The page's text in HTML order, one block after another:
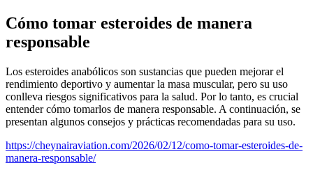
Cómo tomar esteroides de manera
responsable
Los esteroides anabólicos son sustancias que pueden mejorar el
rendimiento deportivo y aumentar la masa muscular, pero su uso
conlleva riesgos significativos para la salud. Por lo tanto, es crucial
entender cómo tomarlos de manera responsable. A continuación, se
presentan algunos consejos y prácticas recomendadas para su uso.
https://cheynairaviation.com/2026/02/12/como-tomar-esteroides-de-
manera-responsable/